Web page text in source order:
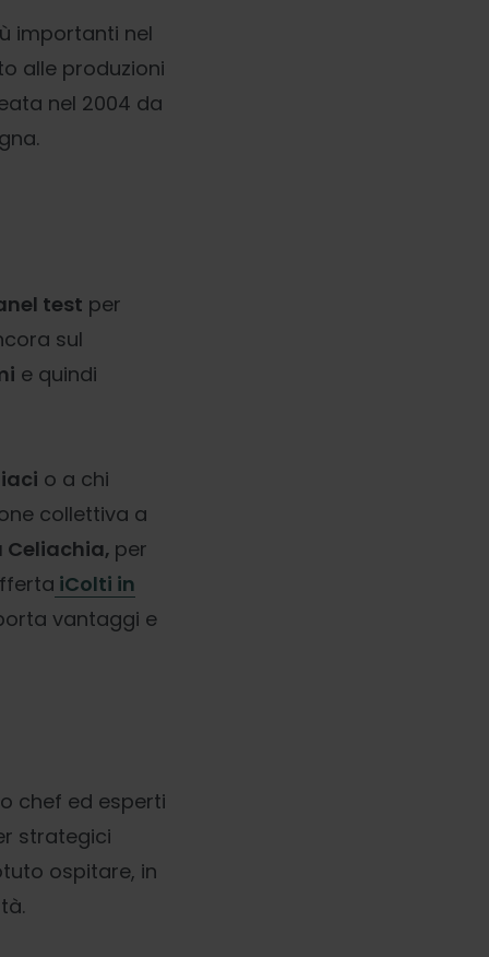
importanti nel
alle produzioni
nel 2004 da
test per
sul
e quindi
o a chi
collettiva a
Celiachia, per
iColti in
vantaggi e
chef ed esperti
strategici
ospitare, in